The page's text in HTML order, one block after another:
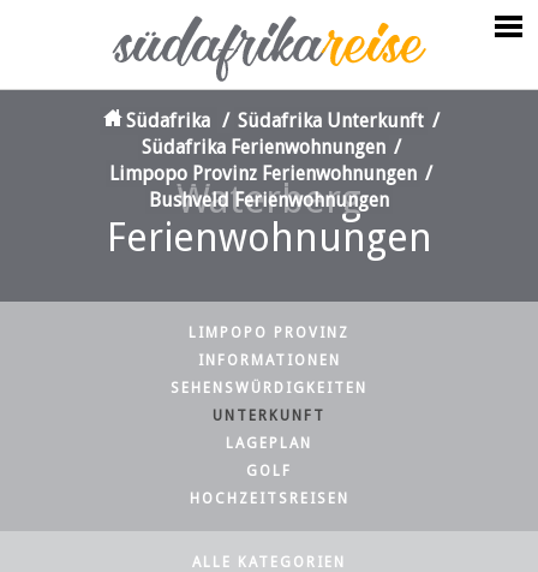
Waterberg
Ferienwohnungen
Südafrika / Südafrika Unterkunft /
Südafrika Ferienwohnungen /
Limpopo Provinz Ferienwohnungen /
Bushveld Ferienwohnungen
LIMPOPO PROVINZ
INFORMATIONEN
SEHENSWÜRDIGKEITEN
UNTERKUNFT
LAGEPLAN
GOLF
HOCHZEITSREISEN
ALLE KATEGORIEN